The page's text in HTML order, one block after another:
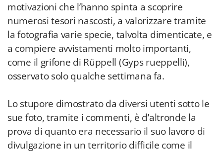
motivazioni che l’hanno spinta a scoprire
numerosi tesori nascosti, a valorizzare tramite
la fotografia varie specie, talvolta dimenticate, e
a compiere avvistamenti molto importanti,
come il grifone di Rüppell (Gyps rueppelli),
osservato solo qualche settimana fa.
Lo stupore dimostrato da diversi utenti sotto le
sue foto, tramite i commenti, è d’altronde la
prova di quanto era necessario il suo lavoro di
divulgazione in un territorio difficile come il